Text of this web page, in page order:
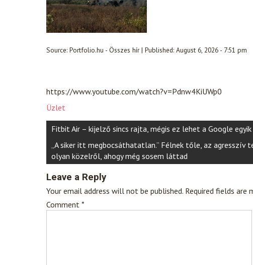
Source: Portfolio.hu - Összes hír| Published: August 6, 2026 - 7:51 pm
https://www.youtube.com/watch?v=Pdnw4KiUWp0
Üzlet
Post
navigation
Fitbit Air – kijelző sincs rajta, mégis ez lehet a Google
„A siker itt megbocsáthatatlan.” Félnek tőle, az agresszív
olyan közelről, ahogy még sosem láttad
Leave a Reply
Your email address will not be published. Required fields are
Comment *